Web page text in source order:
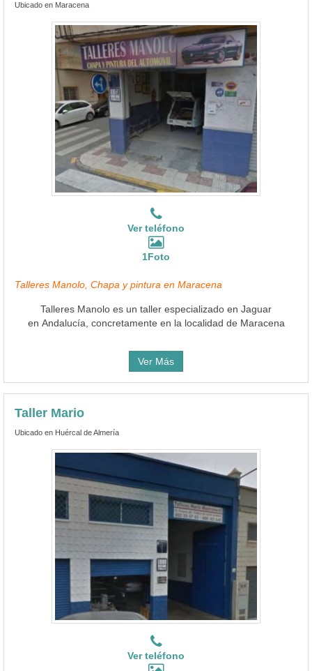
Ubicado en Maracena
Ver teléfono
1Foto
Talleres Manolo, Chapa y pintura en Maracena
Talleres Manolo es un taller especializado en Jaguar
en Andalucía, concretamente en la localidad de Maracena
Ver Más
Taller Mario
Ubicado en Huércal de Almería
Ver teléfono